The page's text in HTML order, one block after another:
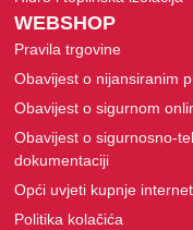
WEBSHOP
Pravila trgovine
Obavijest o nijansiranim
Obavijest o sigurnom
Obavijest o sigurnosno-
dokumentaciji
Opći uvjeti kupnje
Politika kolačića